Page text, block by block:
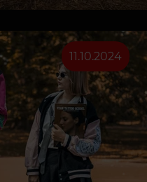
11.10.2024